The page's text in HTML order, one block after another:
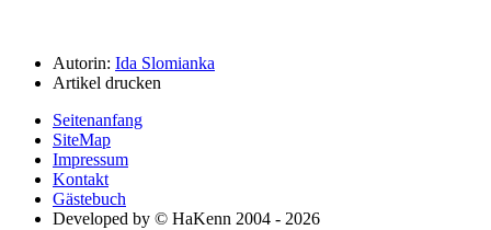
Autorin: Ida Slomianka
Artikel drucken
Seitenanfang
SiteMap
Impressum
Kontakt
Gästebuch
Developed by © HaKenn 2004 - 2026